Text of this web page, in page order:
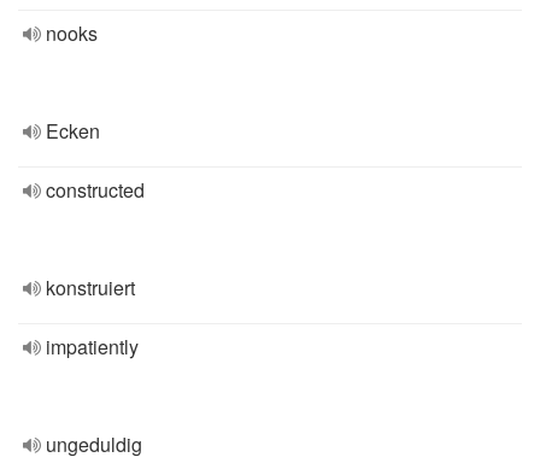
nooks
Ecken
constructed
konstruiert
impatiently
ungeduldig